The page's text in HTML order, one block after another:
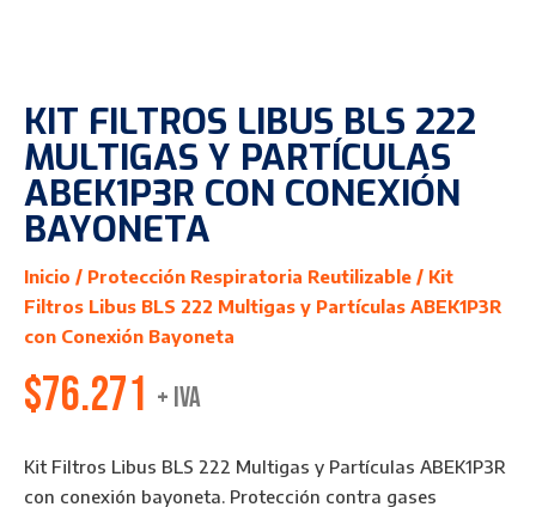
KIT FILTROS LIBUS BLS 222
MULTIGAS Y PARTÍCULAS
ABEK1P3R CON CONEXIÓN
BAYONETA
Inicio / Protección Respiratoria Reutilizable / Kit
Filtros Libus BLS 222 Multigas y Partículas ABEK1P3R
con Conexión Bayoneta
$76.271 + IVA
Kit Filtros Libus BLS 222 Multigas y Partículas ABEK1P3R
con conexión bayoneta. Protección contra gases